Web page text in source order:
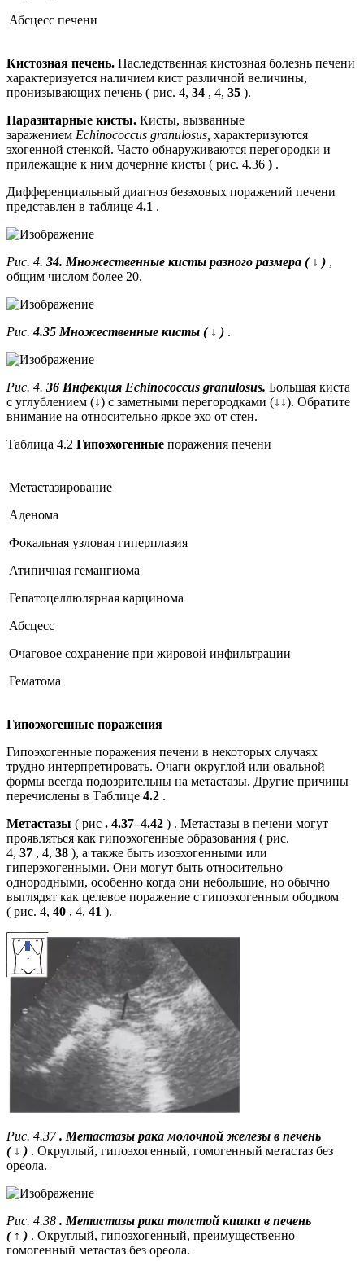
Абсцесс печени
Кистозная печень. Наследственная кистозная болезнь печени
характеризуется наличием кист различной величины,
пронизывающих печень ( рис. 4, 34 , 4, 35 ).
Паразитарные кисты. Кисты, вызванные
заражением Echinococcus granulosus, характеризуются
эхогенной стенкой. Часто обнаруживаются перегородки и
прилежащие к ним дочерние кисты ( рис. 4.36 ) .
Дифференциальный диагноз безэховых поражений печени
представлен в таблице 4.1 .
Рис. 4. 34. Множественные кисты разного размера (↓ ) ,
общим числом более 20.
Рис.4.35 Множественные кисты (↓ ) .
Рис. 4. 36 Инфекция Echinococcus granulosus. Большая киста
с углублением (↓) с заметными перегородками (↓↓). Обратите
внимание на относительно яркое эхо от стен.
Таблица 4.2 Гипоэхогенные поражения печени
Метастазирование
Аденома
Фокальная узловая гиперплазия
Атипичная гемангиома
Гепатоцеллюлярная карцинома
Абсцесс
Очаговое сохранение при жировой инфильтрации
Гематома
Гипоэхогенные поражения
Гипоэхогенные поражения печени в некоторых случаях
трудно интерпретировать. Очаги округлой или овальной
формы всегда подозрительны на метастазы. Другие причины
перечислены в Таблице 4.2 .
Метастазы ( рис . 4.37–4.42 ) .​ Метастазы в печени могут
проявляться как гипоэхогенные образования ( рис.
4, 37 , 4, 38 ), а также быть изоэхогенными или
гиперэхогенными. Они могут быть относительно
однородными, особенно когда они небольшие, но обычно
выглядят как целевое поражение с гипоэхогенным ободком
( рис. 4, 40 , 4, 41 ).
Рис. 4.37. Метастазы рака молочной железы в печень
(↓ ) . Округлый, гипоэхогенный, гомогенный метастаз без
ореола.
Рис. 4.38 . Метастазы рака толстой кишки в печень
(↑ ) . Округлый, гипоэхогенный, преимущественно
гомогенный метастаз без ореола.